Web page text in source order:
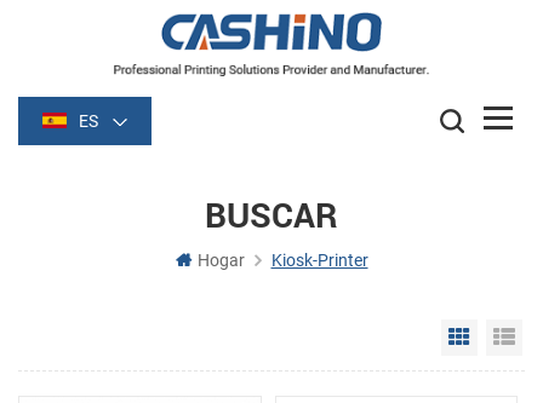
ES
BUSCAR
Hogar Kiosk-Printer
Grid